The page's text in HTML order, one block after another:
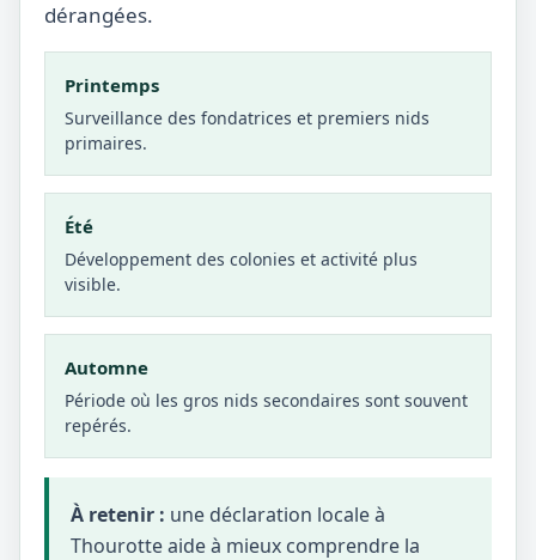
dérangées.
Printemps
Surveillance des fondatrices et premiers nids
primaires.
Été
Développement des colonies et activité plus
visible.
Automne
Période où les gros nids secondaires sont souvent
repérés.
À retenir : une déclaration locale à
Thourotte aide à mieux comprendre la